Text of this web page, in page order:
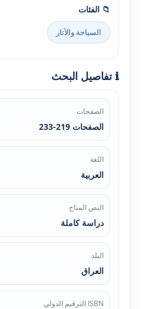
📁 الفئات
السياحة والآثار
ℹ️ تفاصيل البحث
الصفحات
الصفحات 219-233
اللغة
العربية
النص المتاح
دراسة كاملة
البلد
العراق
ISBN الترقيم الدولي